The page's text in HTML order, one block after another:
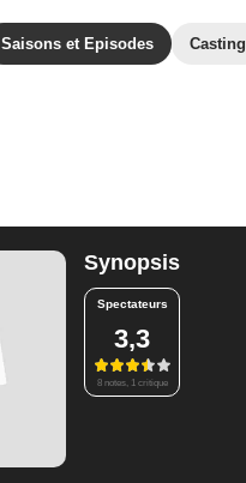
Saisons et Episodes Casting
Synopsis
Spectateurs
3,3
8 notes, 1 critique